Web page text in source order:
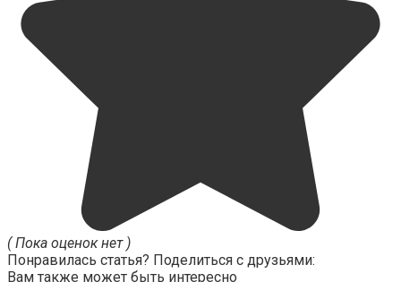
( Пока оценок нет )
Понравилась статья? Поделиться с друзьями:
Вам также может быть интересно